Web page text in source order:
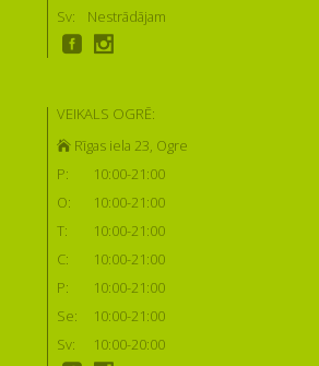
Sv:
Nestrādājam
VEIKALS OGRĒ:
Rīgas iela 23, Ogre
P:
10:00-21:00
O:
10:00-21:00
T:
10:00-21:00
C:
10:00-21:00
P:
10:00-21:00
Se:
10:00-21:00
Sv:
10:00-20:00